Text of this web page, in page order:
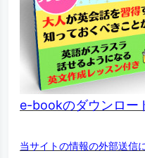
e-bookのダウンロー
当サイトの情報の外部送信